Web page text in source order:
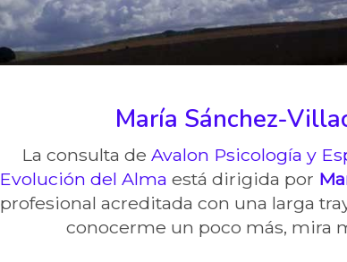
María Sánchez-
La consulta de Avalon Psicología y
Evolución del Alma está dirigida por
profesional acreditada con una larga
conocerme un poco más, mira